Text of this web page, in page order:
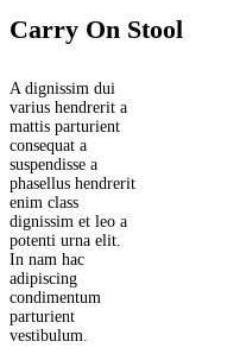
Carry On Stool
A dignissim dui
varius hendrerit a
mattis parturient
consequat a
suspendisse a
phasellus hendrerit
enim class
dignissim et leo a
potenti urna elit.
In nam hac
adipiscing
condimentum
parturient
vestibulum.